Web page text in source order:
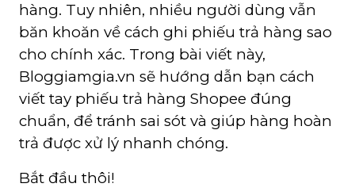
hàng. Tuy nhiên, nhiều người dùng vẫn
băn khoăn về cách ghi phiếu trả hàng sao
cho chính xác. Trong bài viết này,
Bloggiamgia.vn sẽ hướng dẫn bạn cách
viết tay phiếu trả hàng Shopee đúng
chuẩn, để tránh sai sót và giúp hàng hoàn
trả được xử lý nhanh chóng.
Bắt đầu thôi!